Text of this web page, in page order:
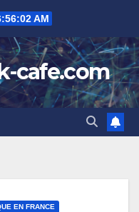
AM
cafe.com
EN FRANCE